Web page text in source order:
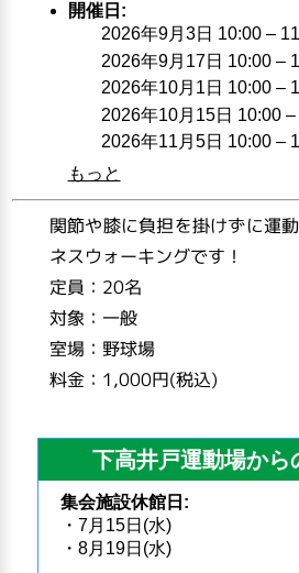
開催日:
2026年9月3日 10:00–
2026年9月17日 10:00–
2026年10月1日 10:00–
2026年10月15日 10:00–
2026年11月5日 10:00–
もっと
関節や膝に負担を掛けずに運
ネスウォーキングです！
定員：20名
対象：一般
室場：野球場
料金：1,000円(税込)
下高井戸運動場から
集会施設休館日:
・7月15日(水)
・8月19日(水)